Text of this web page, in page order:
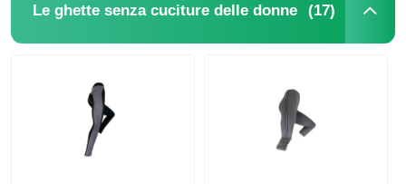
Le ghette senza cuciture delle donne (17)